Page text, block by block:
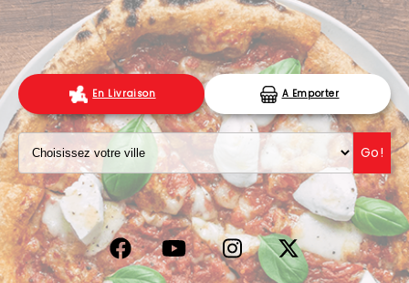
LA CARTE
VOTRE COMPTE
NOTRE RESTAURANT
VOS AVIS
MENTIONS LÉGALES
C.G.V
En Livraison A Emporter
Go!